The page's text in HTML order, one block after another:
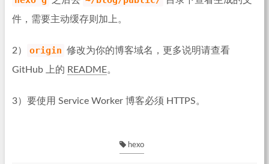
件，需要主动缓存则加上。
2） origin 修改为你的博客域名，更多说明请查看
GitHub 上的 README。
3）要使用 Service Worker 博客必须 HTTPS。
hexo